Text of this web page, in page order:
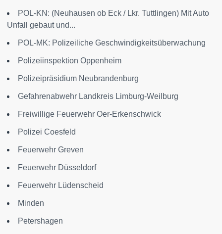
POL-KN: (Neuhausen ob Eck / Lkr. Tuttlingen) Mit Auto
Unfall gebaut und...
POL-MK: Polizeiliche Geschwindigkeitsüberwachung
Polizeiinspektion Oppenheim
Polizeipräsidium Neubrandenburg
Gefahrenabwehr Landkreis Limburg-Weilburg
Freiwillige Feuerwehr Oer-Erkenschwick
Polizei Coesfeld
Feuerwehr Greven
Feuerwehr Düsseldorf
Feuerwehr Lüdenscheid
Minden
Petershagen